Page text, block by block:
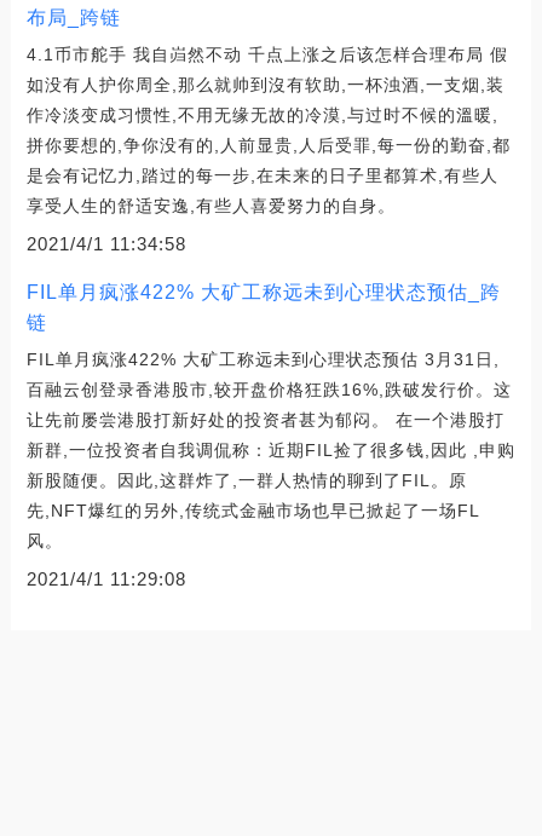
布局_跨链
4.1币市舵手 我自岿然不动 千点上涨之后该怎样合理布局 假
如没有人护你周全,那么就帅到沒有软助,一杯浊酒,一支烟,装
作冷淡变成习惯性,不用无缘无故的冷漠,与过时不候的溫暖,
拼你要想的,争你没有的,人前显贵,人后受罪,每一份的勤奋,都
是会有记忆力,踏过的每一步,在未来的日子里都算术,有些人
享受人生的舒适安逸,有些人喜爱努力的自身。
2021/4/1 11:34:58
FIL单月疯涨422% 大矿工称远未到心理状态预估_跨
链
FIL单月疯涨422% 大矿工称远未到心理状态预估 3月31日,
百融云创登录香港股市,较开盘价格狂跌16%,跌破发行价。这
让先前屡尝港股打新好处的投资者甚为郁闷。 在一个港股打
新群,一位投资者自我调侃称：近期FIL捡了很多钱,因此 ,申购
新股随便。因此,这群炸了,一群人热情的聊到了FIL。原
先,NFT爆红的另外,传统式金融市场也早已掀起了一场FL
风。
2021/4/1 11:29:08